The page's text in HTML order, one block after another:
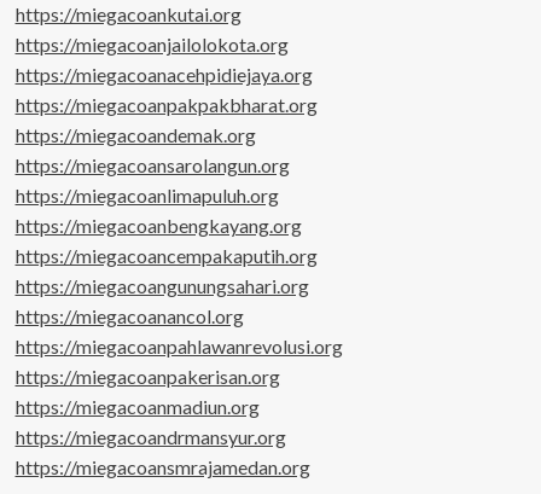
https://miegacoankutai.org
https://miegacoanjailolokota.org
https://miegacoanacehpidiejaya.org
https://miegacoanpakpakbharat.org
https://miegacoandemak.org
https://miegacoansarolangun.org
https://miegacoanlimapuluh.org
https://miegacoanbengkayang.org
https://miegacoancempakaputih.org
https://miegacoangunungsahari.org
https://miegacoanancol.org
https://miegacoanpahlawanrevolusi.org
https://miegacoanpakerisan.org
https://miegacoanmadiun.org
https://miegacoandrmansyur.org
https://miegacoansmrajamedan.org